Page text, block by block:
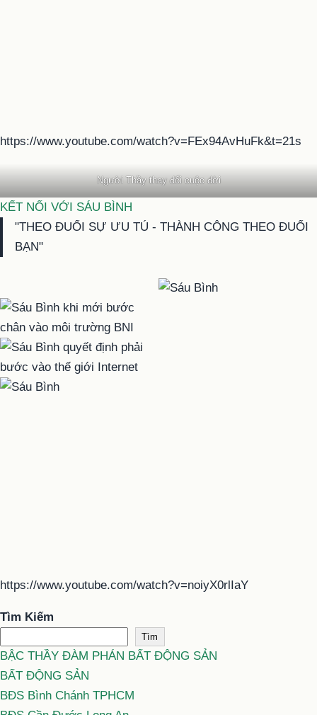
https://www.youtube.com/watch?v=FEx94AvHuFk&t=21s
Người Thầy thay đổi cuộc đời
KẾT NỐI VỚI SÁU BÌNH
"THEO ĐUỔI SỰ ƯU TÚ - THÀNH CÔNG THEO ĐUỔI
BẠN"
https://www.youtube.com/watch?v=noiyX0rlIaY
Tìm Kiếm
Tìm
BẬC THẦY ĐÀM PHÁN BẤT ĐỘNG SẢN
BẤT ĐỘNG SẢN
BĐS Bình Chánh TPHCM